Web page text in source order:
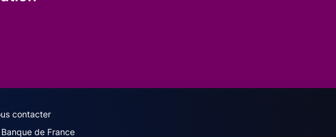
footer secondary menu (French)
contacter
Banque de France